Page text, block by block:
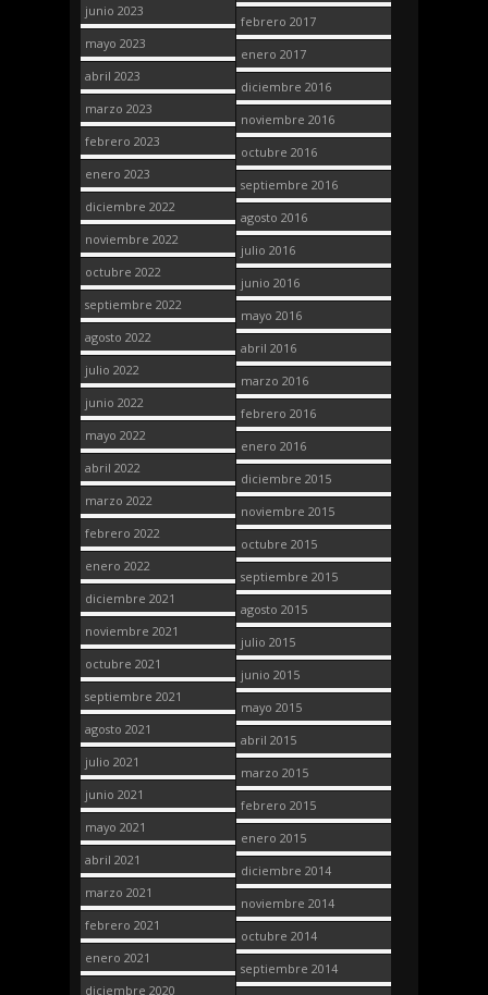
junio 2023
mayo 2023
abril 2023
marzo 2023
febrero 2023
enero 2023
diciembre 2022
noviembre 2022
octubre 2022
septiembre 2022
agosto 2022
julio 2022
junio 2022
mayo 2022
abril 2022
marzo 2022
febrero 2022
enero 2022
diciembre 2021
noviembre 2021
octubre 2021
septiembre 2021
agosto 2021
julio 2021
junio 2021
mayo 2021
abril 2021
marzo 2021
febrero 2021
enero 2021
diciembre 2020
febrero 2017
enero 2017
diciembre 2016
noviembre 2016
octubre 2016
septiembre 2016
agosto 2016
julio 2016
junio 2016
mayo 2016
abril 2016
marzo 2016
febrero 2016
enero 2016
diciembre 2015
noviembre 2015
octubre 2015
septiembre 2015
agosto 2015
julio 2015
junio 2015
mayo 2015
abril 2015
marzo 2015
febrero 2015
enero 2015
diciembre 2014
noviembre 2014
octubre 2014
septiembre 2014